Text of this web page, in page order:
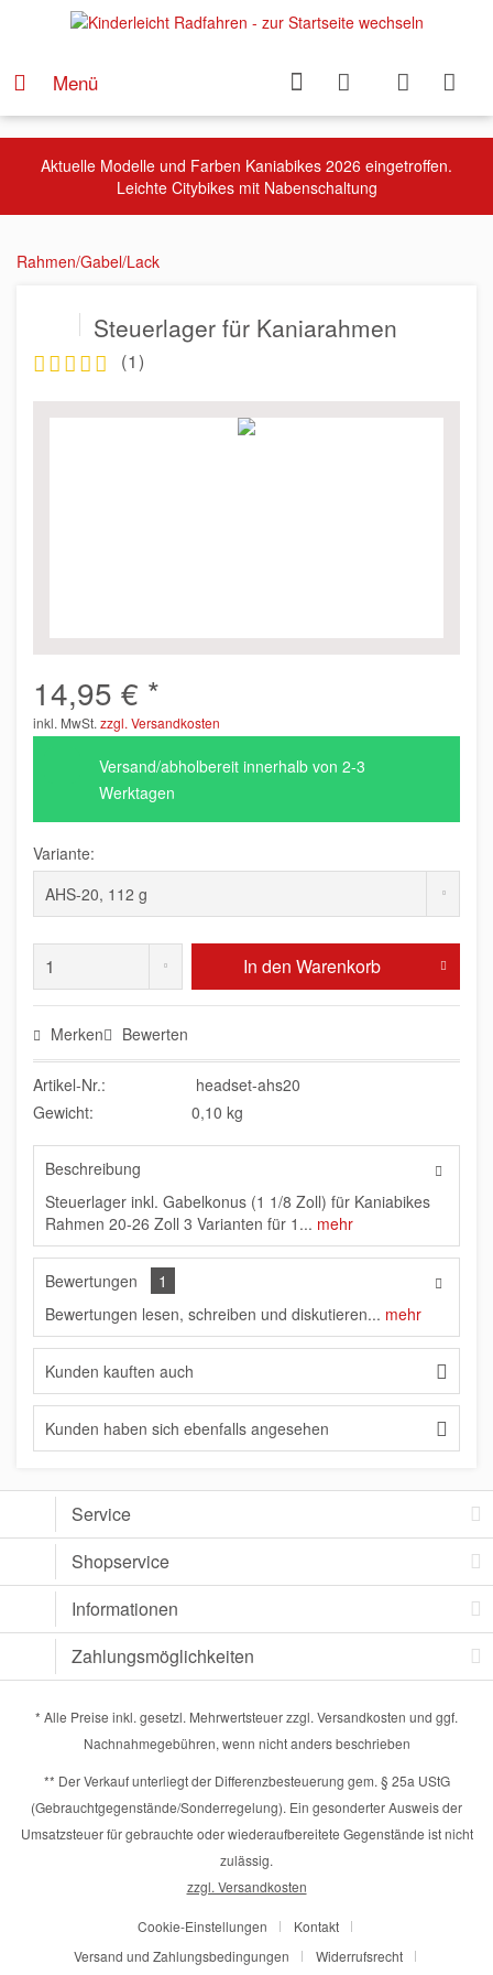
Menü
Aktuelle Modelle und Farben Kaniabikes 2026 eingetroffen.
Leichte Citybikes mit Nabenschaltung
Rahmen/Gabel/Lack
Steuerlager für Kaniarahmen
(1)
14,95 € *
inkl. MwSt. zzgl. Versandkosten
Versand/abholbereit innerhalb von 2-3
Werktagen
Variante:
In den Warenkorb
Merken Bewerten
Artikel-Nr.:
headset-ahs20
Gewicht:
0,10 kg
Beschreibung
Steuerlager inkl. Gabelkonus (1 1/8 Zoll) für Kaniabikes
Rahmen 20-26 Zoll 3 Varianten für 1... mehr
Bewertungen
1
Bewertungen lesen, schreiben und diskutieren... mehr
Kunden kauften auch
Kunden haben sich ebenfalls angesehen
Service
Shopservice
Informationen
Zahlungsmöglichkeiten
* Alle Preise inkl. gesetzl. Mehrwertsteuer zzgl. Versandkosten und ggf.
Nachnahmegebühren, wenn nicht anders beschrieben
** Der Verkauf unterliegt der Differenzbesteuerung gem. § 25a UStG
(Gebrauchtgegenstände/Sonderregelung). Ein gesonderter Ausweis der
Umsatzsteuer für gebrauchte oder wiederaufbereitete Gegenstände ist nicht
zulässig.
zzgl. Versandkosten
Cookie-Einstellungen
Kontakt
Versand und Zahlungsbedingungen
Widerrufsrecht